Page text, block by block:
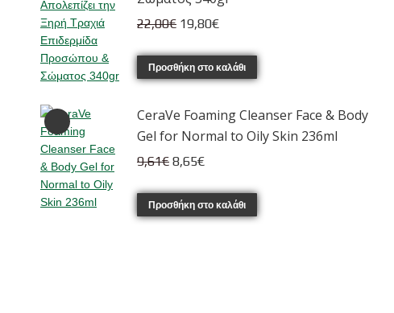
22,00€ Original
was:
19,80€Η
τιμή
19,80€.
Προσθήκη στο καλάθι
CeraVe Foaming Cleanser Face & Body
Gel for Normal to Oily Skin 236ml
9,61€ Original
was:
8,65€Η
τιμή
Προσθήκη στο καλάθι